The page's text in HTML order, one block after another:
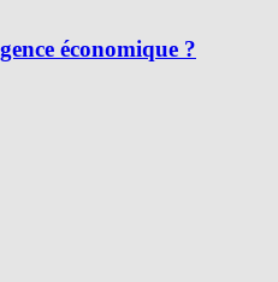
économique ?